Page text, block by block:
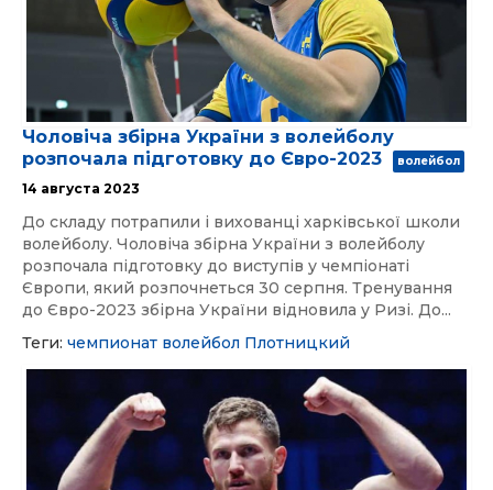
Чоловіча збірна України з волейболу
розпочала підготовку до Євро-2023
волейбол
14 августа 2023
До складу потрапили і вихованці харківської школи
волейболу. Чоловіча збірна України з волейболу
розпочала підготовку до виступів у чемпіонаті
Європи, який розпочнеться 30 серпня. Тренування
до Євро-2023 збірна України відновила у Ризі. До...
Теги: чемпионат волейбол Плотницкий